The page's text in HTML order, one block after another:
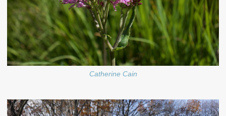
Catherine Cain